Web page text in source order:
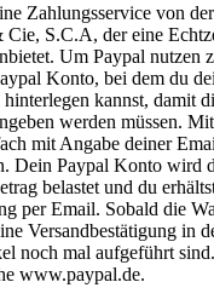
Zahlungsservice von
Cie, S.C.A, der eine
Um Paypal nutzen
Konto, bei dem du
kannst, damit
werden müssen.
mit Angabe deiner
Dein Paypal Konto wird
belastet und du
per Email. Sobald die
Versandbestätigung in
noch mal aufgeführt
www.paypal.de.